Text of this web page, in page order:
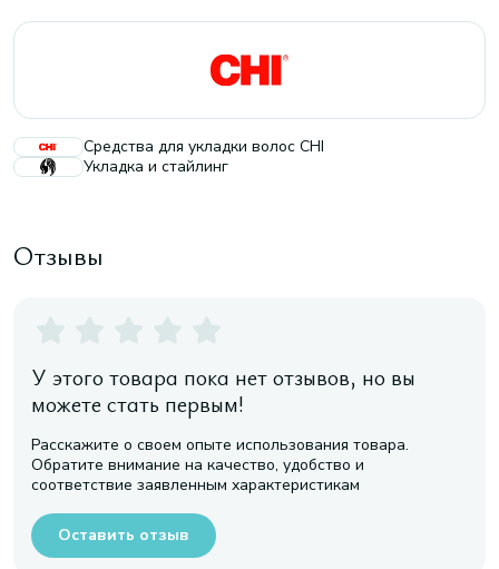
Средства для укладки волос CHI
Укладка и стайлинг
Отзывы
У этого товара пока нет отзывов, но вы
можете стать первым!
Расскажите о своем опыте использования товара.
Обратите внимание на качество, удобство и
соответствие заявленным характеристикам
Оставить отзыв